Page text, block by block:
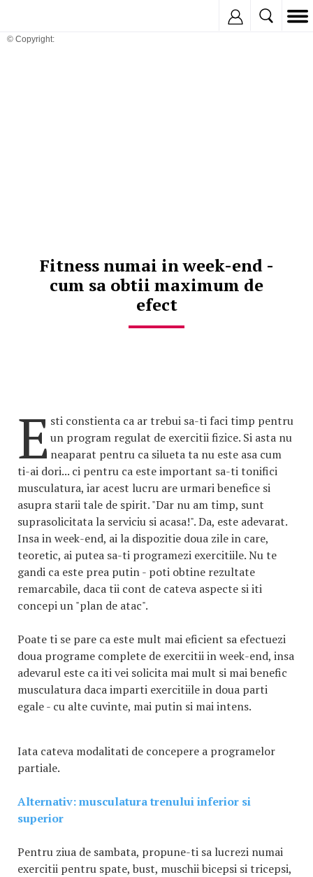
© Copyright:
Fitness numai in week-end -
cum sa obtii maximum de
efect
E sti constienta ca ar trebui sa-ti faci timp pentru
un program regulat de exercitii fizice. Si asta nu
neaparat pentru ca silueta ta nu este asa cum
ti-ai dori... ci pentru ca este important sa-ti tonifici
musculatura, iar acest lucru are urmari benefice si
asupra starii tale de spirit. "Dar nu am timp, sunt
suprasolicitata la serviciu si acasa!". Da, este adevarat.
Insa in week-end, ai la dispozitie doua zile in care,
teoretic, ai putea sa-ti programezi exercitiile. Nu te
gandi ca este prea putin - poti obtine rezultate
remarcabile, daca tii cont de cateva aspecte si iti
concepi un "plan de atac".
Poate ti se pare ca este mult mai eficient sa efectuezi
doua programe complete de exercitii in week-end, insa
adevarul este ca iti vei solicita mai mult si mai benefic
musculatura daca imparti exercitiile in doua parti
egale - cu alte cuvinte, mai putin si mai intens.
Iata cateva modalitati de concepere a programelor
partiale.
Alternativ: musculatura trenului inferior si
superior
Pentru ziua de sambata, propune-ti sa lucrezi numai
exercitii pentru spate, bust, muschii bicepsi si tricepsi,